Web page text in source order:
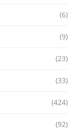
(6)
(9)
(23)
(33)
(424)
(92)